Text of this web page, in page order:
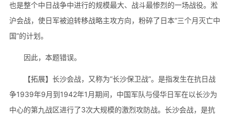
也是整个中日战争中进行的规模最大、战斗最惨烈的一场战役。淞
沪会战，使日军被迫转移战略主攻方向，粉碎了日本“三个月灭亡中
国”的计划。
因此，本题错误。
【拓展】长沙会战，又称为“长沙保卫战”。是指发生在抗日战
争1939年9月到1942年1月期间，中国军队与侵华日军在以长沙为
中心的第九战区进行了3次大规模的激烈攻防战。长沙会战，是抗